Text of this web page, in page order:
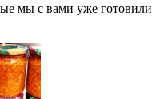
мы с вами уже